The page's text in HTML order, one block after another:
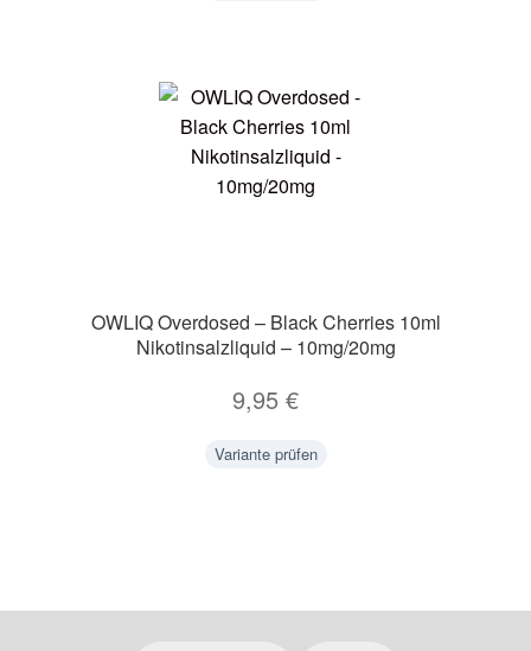
OWLIQ Overdosed – Black Cherries 10ml
Nikotinsalzliquid – 10mg/20mg
9,95 €
Variante prüfen